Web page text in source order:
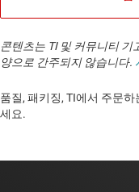
콘텐츠는 TI 및 커뮤니티 기
양으로 간주되지 않습니다.
품질, 패키징, TI에서 주문
세요. ​​​​​​​​​​​​​​